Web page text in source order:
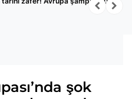
şok